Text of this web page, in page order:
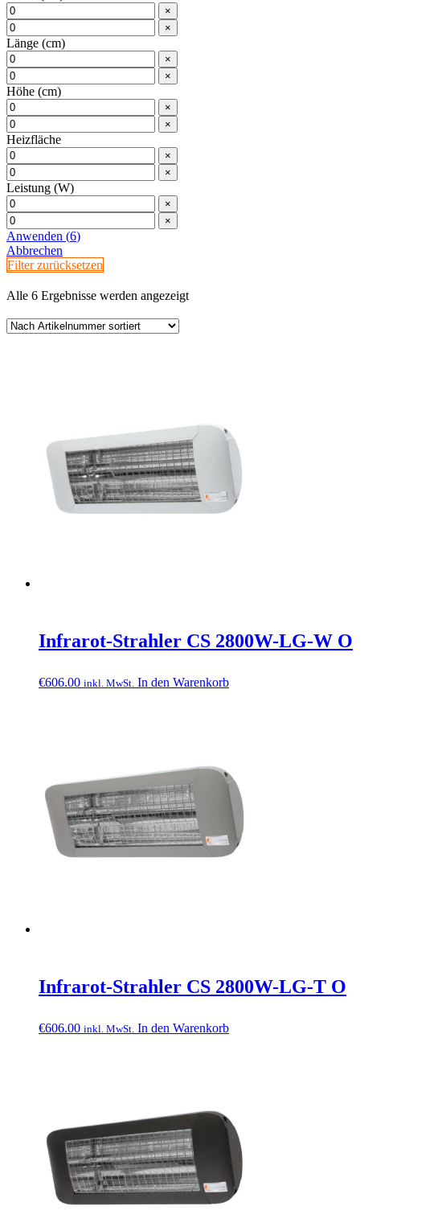
×
×
Länge (cm)
×
×
Höhe (cm)
×
×
Heizfläche
×
×
Leistung (W)
×
×
Anwenden (6)
Abbrechen
Filter zurücksetzen
Alle 6 Ergebnisse werden angezeigt
Infrarot-Strahler CS 2800W-LG-W O
€606.00 inkl. MwSt. In den Warenkorb
Infrarot-Strahler CS 2800W-LG-T O
€606.00 inkl. MwSt. In den Warenkorb